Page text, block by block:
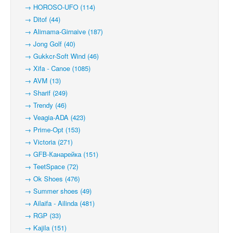
→ HOROSO-UFO (114)
→ Ditof (44)
→ Alimama-Girnaive (187)
→ Jong Golf (40)
→ Gukkcr-Soft Wind (46)
→ Xifa - Canoe (1085)
→ AVM (13)
→ Sharif (249)
→ Trendy (46)
→ Veagia-ADA (423)
→ Prime-Opt (153)
→ Victoria (271)
→ GFB-Канарейка (151)
→ TeetSpace (72)
→ Ok Shoes (476)
→ Summer shoes (49)
→ Ailaifa - Ailinda (481)
→ RGP (33)
→ Kajila (151)